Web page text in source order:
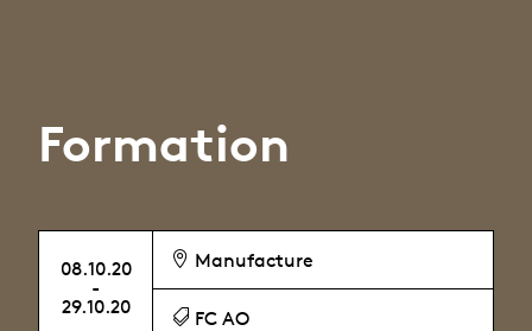
Formation
08.10.20
-
29.10.20
Manufacture
FC AO